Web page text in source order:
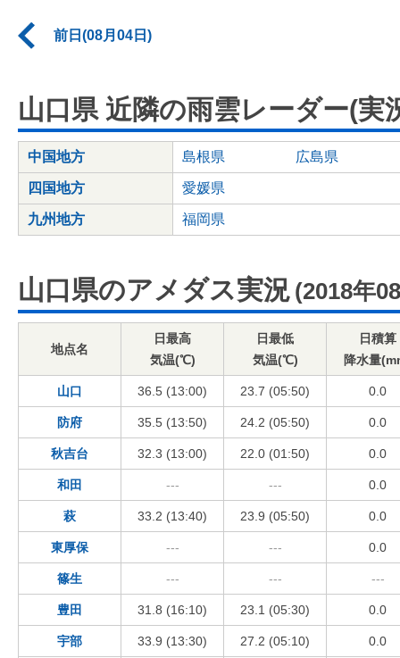
前日(08月04日)
山口県 近隣の雨雲レーダー(実
中国地方 島根県 広島県
四国地方 愛媛県
九州地方 福岡県
山口県のアメダス実況 (2018年
地点名
日最高
気温(℃)
日最低
気温(℃)
日積算
降水量
山口 36.5 (13:00) 23.7 (05:50) 0.0
防府 35.5 (13:50) 24.2 (05:50) 0.0
秋吉台 32.3 (13:00) 22.0 (01:50) 0.0
和田 --- --- 0.0
萩 33.2 (13:40) 23.9 (05:50) 0.0
東厚保 --- --- 0.0
篠生 --- --- ---
豊田 31.8 (16:10) 23.1 (05:30) 0.0
宇部 33.9 (13:30) 27.2 (05:10) 0.0